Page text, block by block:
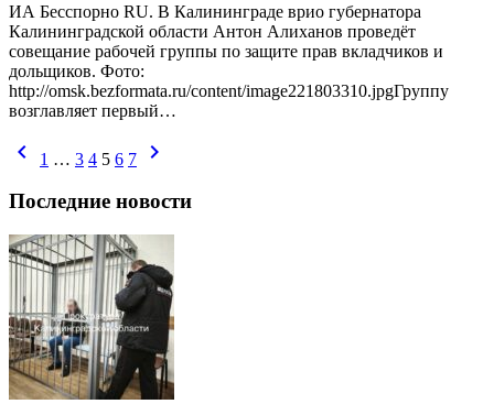
ИА Бесспорно RU. В Калининграде врио губернатора
Калининградской области Антон Алиханов проведёт
совещание рабочей группы по защите прав вкладчиков и
дольщиков. Фото:
http://omsk.bezformata.ru/content/image221803310.jpgГруппу
возглавляет первый…
chevron_left 1 … 3 4 5 6 7 chevron_right
Последние новости